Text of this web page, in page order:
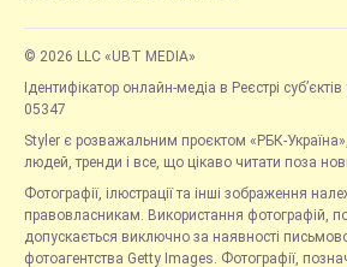
© 2026 LLC «UBT MEDIA»
Ідентифікатор онлайн-медіа в Реєстрі
05347
Styler є розважальним проєктом «РБК-
людей, тренди і все, що цікаво читати поза
Фотографії, ілюстрації та інші зображення
правовласникам. Використання фотографій,
допускається виключно за наявності
фотоагентства Getty Images. Фотографії,